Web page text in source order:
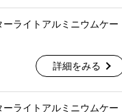
ーライトアルミニウムケー
詳細をみる
ーライトアルミニウムケー